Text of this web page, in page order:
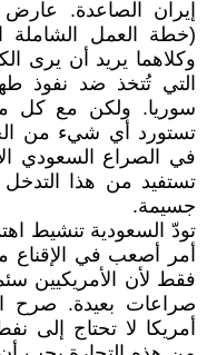
إيران الصاعدة. عارض
وكلاهما يريد أن يرى
التي تُتخذ ضد نفوذ
سوريا. ولكن مع كل
تستورد أي شيء من
في الصراع السعودي
تستفيد من هذا
جسيمة.
تودّ السعودية تنشيط
أمر أصعب في الإقناع
فقط لأن الأمريكيين
صراعات بعيدة. صرح
أمريكا لا تحتاج إلى